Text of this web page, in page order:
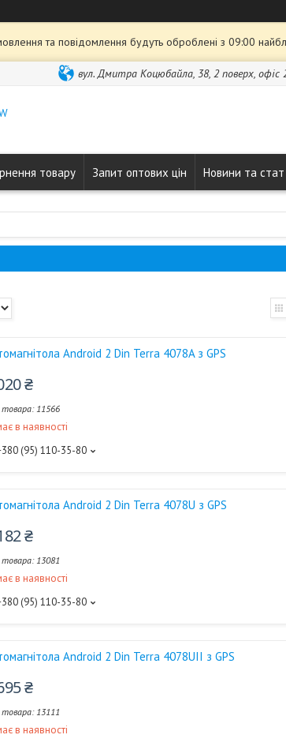
та повідомлення будуть оброблені з 09:00
вул. Дмитра Коцюбайла, 38, 2 поверх, офіс
товару Запит оптових цін Новини та
Android 2 Din Terra 4078A з GPS
₴
11566
в наявності
(95) 110-35-80
Android 2 Din Terra 4078U з GPS
₴
13081
в наявності
(95) 110-35-80
Android 2 Din Terra 4078UII з GPS
₴
13111
в наявності